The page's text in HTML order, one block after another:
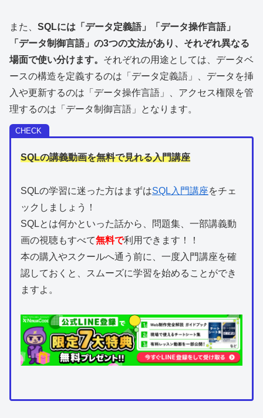
また、 SQLには「データ定義語」「データ操作言語」
「データ制御言語」の3つの文法があり、それぞれ異なる
場面で使い分けます。 それぞれの用途としては、データベ
ースの構造を定義するのは「データ定義語」、データを挿
入や更新するのは「データ操作言語」、アクセス権限を管
理するのは「データ制御言語」となります。
SQLの講義動画を無料で見れる入門講座
SQLの学習に迷った方はまずはSQL入門講座をチェ
ックしましょう！
SQLとは何かといった話から、問題集、一部講義動
画の視聴もすべて無料で利用できます！！
本の購入やスクールへ通う前に、一度入門講座を確
認しておくと、スムーズに学習を始めることができ
ますよ。